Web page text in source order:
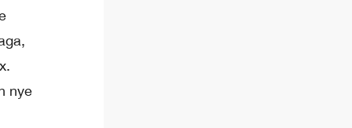
nye